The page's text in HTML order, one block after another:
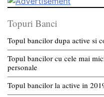
Topuri Banci
Topul bancilor dupa active si
Topul bancilor cu cele mai
personale
Topul bancilor la active in